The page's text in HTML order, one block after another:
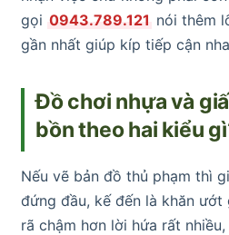
gọi 0943.789.121 nói thêm
gần nhất giúp kíp tiếp cận
Đồ chơi nhựa và
bồn theo hai kiểu
Nếu vẽ bản đồ thủ phạm thì
đứng đầu, kế đến là khăn ướt
rã chậm hơn lời hứa rất